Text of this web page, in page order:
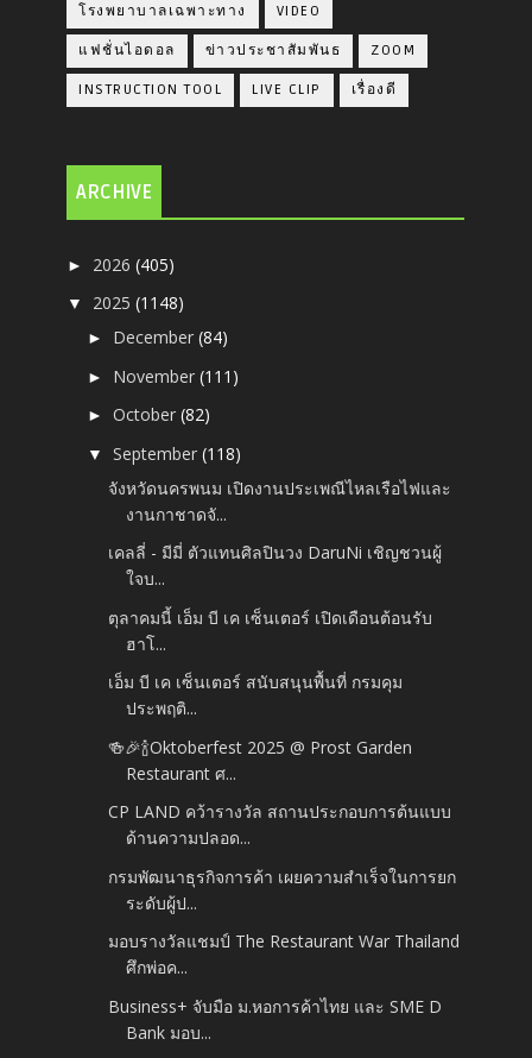
โรงพยาบาลเฉพาะทาง VIDEO
แฟชั่นไอดอล ข่าวประชาสัมพันธ ZOOM
INSTRUCTION TOOL LIVE CLIP เรื่องดี
ARCHIVE
► 2026(405)
▼ 2025(1148)
► December(84)
► November(111)
►October(82)
▼September(118)
จังหวัดนครพนม เปิดงานประเพณีไหลเรือไฟและ
งานกาชาดจั...
เคลลี่ - มีมี่ ตัวแทนศิลปินวง DaruNi เชิญชวนผู้
ใจบ...
ตุลาคมนี้ เอ็ม บี เค เซ็นเตอร์ เปิดเดือนต้อนรับ
ฮาโ...
เอ็ม บี เค เซ็นเตอร์ สนับสนุนพื้นที่ กรมคุม
ประพฤติ...
🍻🎉🍾Oktoberfest 2025 @ Prost Garden
Restaurant ศ...
CP LAND คว้ารางวัล สถานประกอบการต้นแบบ
ด้านความปลอด...
กรมพัฒนาธุรกิจการค้า เผยความสำเร็จในการยก
ระดับผู้ป...
มอบรางวัลแชมป์ The Restaurant War Thailand
ศึกพ่อค...
Business+ จับมือ ม.หอการค้าไทย และ SME D
Bank มอบ...